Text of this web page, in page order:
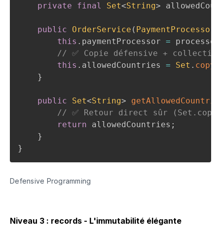
private
final Set<String>
public OrderService ( PaymentProcessor
this . paymentProcessor = processor
// ✅ Copie défensive + collection
this . allowedCountries = Set .
}
public Set<String>
// ✅ Retour direct sûr
return allowedCountries ;
}
}
Defensive Programming
Niveau 3 : records - L'immutabilité élégante